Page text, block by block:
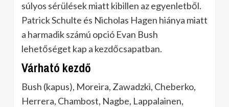
súlyos sérülések miatt kibillen az egyenletből.
Patrick Schulte és Nicholas Hagen hiánya miatt
a harmadik számú opció Evan Bush
lehetőséget kap a kezdőcsapatban.
Várható kezdő
Bush (kapus), Moreira, Zawadzki, Cheberko,
Herrera, Chambost, Nagbe, Lappalainen,